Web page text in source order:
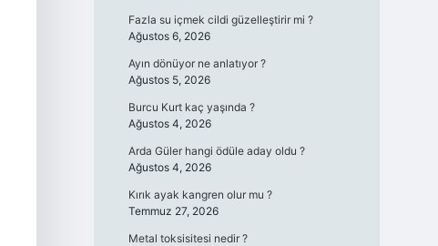
Fazla su içmek cildi güzelleştirir mi ?
Ağustos 6, 2026
Ayın dönüyor ne anlatıyor ?
Ağustos 5, 2026
Burcu Kurt kaç yaşında ?
Ağustos 4, 2026
Arda Güler hangi ödüle aday oldu ?
Ağustos 4, 2026
Kırık ayak kangren olur mu ?
Temmuz 27, 2026
Metal toksisitesi nedir ?